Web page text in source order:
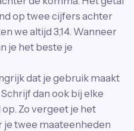
op twee cijfers achter
we altijd 3,14. Wanneer
je het beste je
dat je gebruik maakt
dan ook bij elke
Zo vergeet je het
je twee maateenheden